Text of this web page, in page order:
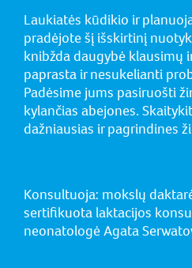
Laukiatės kūdikio ir
pradėjote šį išskirtinį
knibžda daugybė klausimų
paprasta ir nesukelianti
Padėsime jums pasiruošti
kylančias abejones.
dažniausias ir pagrindines
Konsultuoja: mokslų
sertifikuota laktacijos
neonatologė Agata